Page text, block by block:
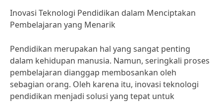
Inovasi Teknologi Pendidikan dalam Menciptakan
Pembelajaran yang Menarik
Pendidikan merupakan hal yang sangat penting
dalam kehidupan manusia. Namun, seringkali proses
pembelajaran dianggap membosankan oleh
sebagian orang. Oleh karena itu, inovasi teknologi
pendidikan menjadi solusi yang tepat untuk